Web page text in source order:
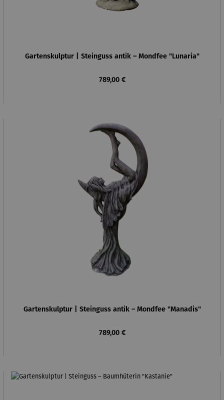
Gartenskulptur | Steinguss antik – Mondfee "Lunaria"
Regulärer Preis:
789,00 €
Gartenskulptur | Steinguss antik – Mondfee "Manadis"
Regulärer Preis:
789,00 €